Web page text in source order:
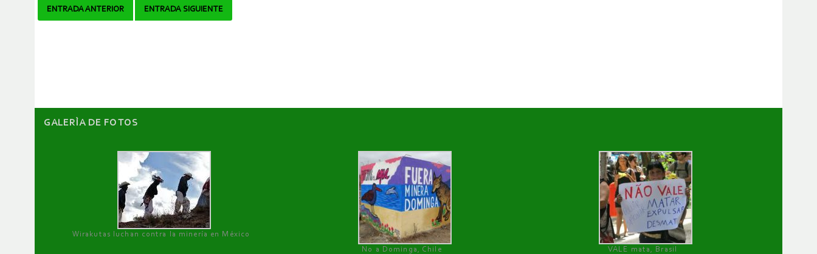
Navegador
ENTRADA ANTERIOR ENTRADA SIGUIENTE
GALERÌA DE FOTOS
Wirakutas luchan contra la minería en México
No a Dominga, Chile
VALE mata, Brasil